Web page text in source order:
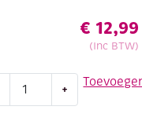
€ 12,99
(Inc BTW)
+